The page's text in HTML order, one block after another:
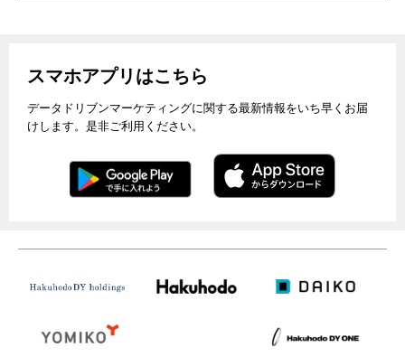
スマホアプリはこちら
データドリブンマーケティングに関する最新情報をいち早くお届
けします。是非ご利用ください。